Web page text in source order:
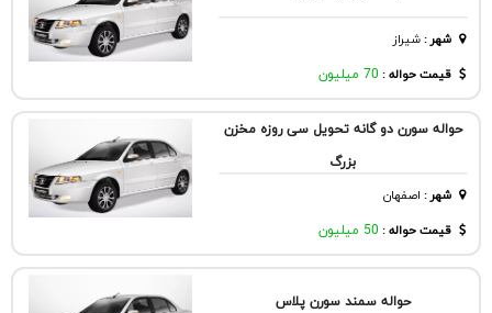
شهر:شيراز
قیمت حواله : 70 میلیون
حواله سورن دو گانه تحویل سی روزه مخزن
بزرگ
شهر: اصفهان
قیمت حواله : 50 میلیون
حواله سمند سورن پلاس